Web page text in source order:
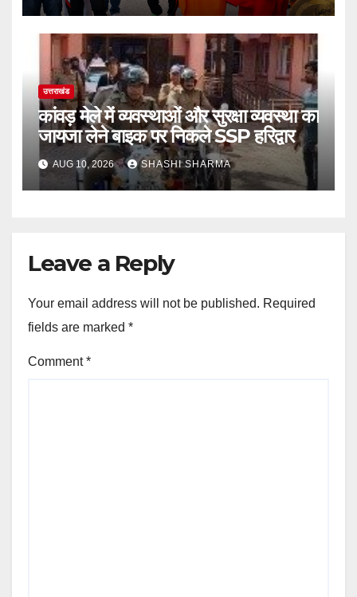
उत्तराखंड
कांवड़ मेले में व्यवस्थाओं और सुरक्षा व्यवस्था का
जायजा लेने बाइक पर निकले SSP हरिद्वार
AUG 10, 2026 SHASHI SHARMA
Leave a Reply
Your email address will not be published. Required
fields are marked *
Comment*